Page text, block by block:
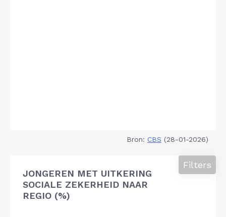
Bron: CBS (28-01-2026)
JONGEREN MET UITKERING
SOCIALE ZEKERHEID NAAR
REGIO (%)
Filters